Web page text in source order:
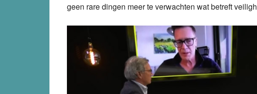
geen rare dingen meer te verwachten wat betreft